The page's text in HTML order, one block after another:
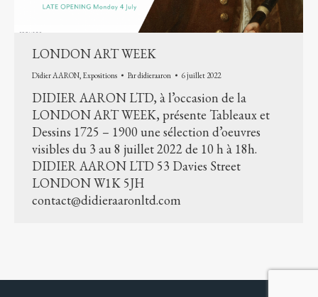
LONDON ART WEEK
Didier AARON, Expositions Pardidieraaron 6 juillet 2022
DIDIER AARON LTD, à l’occasion de la
LONDON ART WEEK, présente Tableaux et
Dessins 1725 – 1900 une sélection d’oeuvres
visibles du 3 au 8 juillet 2022 de 10 h à 18h.
DIDIER AARON LTD 53 Davies Street
LONDON W1K 5JH
contact@didieraaronltd.com